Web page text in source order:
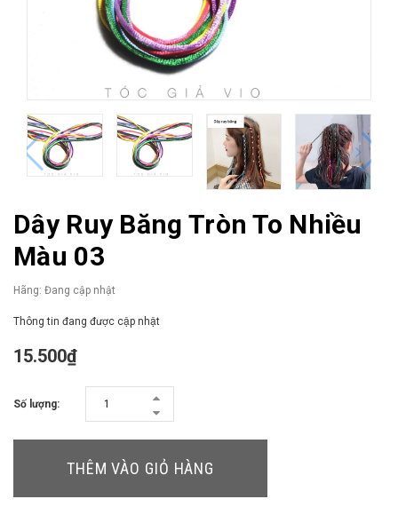
Dây Ruy Băng Tròn To Nhiều
Màu 03
Hãng: Đang cập nhật
Thông tin đang được cập nhật
15.500₫
Số lượng:
THÊM VÀO GIỎ HÀNG